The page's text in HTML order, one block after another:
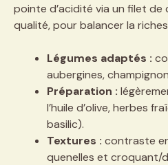
pointe d’acidité via un filet de
qualité, pour balancer la
Légumes adaptés :
aubergines,
Préparation :
l’huile d’olive, herbes
basilic).
Textures : contraste
quenelles et croquant/